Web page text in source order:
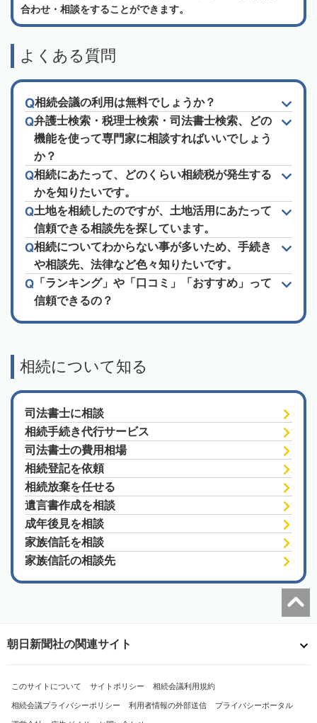
合わせ・相談をすることができます。
よくある質問
相続会議の利用は無料でしょうか？
弁護士検索・税理士検索・司法書士検索、どの
機能を使って専門家に相談すればいいでしょう
か？
相続にあたって、どのくらい相続税が発生する
かを知りたいです。
土地を相続したのですが、土地活用にあたって
信頼できる相談先を探しています。
相続についてわからない事が多いため、手続き
や相談先、法律など色々知りたいです。
「ランキング」や「口コミ」「おすすめ」って
信頼できるの？
相続について知る
司法書士に相談
相続手続き代行サービス
司法書士の費用相場
相続登記を依頼
相続放棄を任せる
遺言書作成を相談
成年後見を相談
家族信託を相談
家族信託の相談先
朝日新聞社の関連サイト
このサイトについて サイトポリシー 相続会議利用規約
相続会議プライバシーポリシー 利用者情報の外部送信 プライバシーポータル